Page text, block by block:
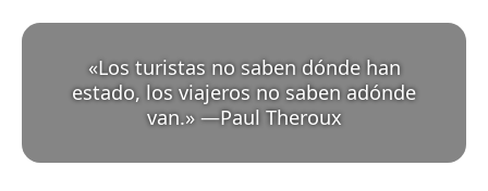
«Los turistas no saben dónde han
estado, los viajeros no saben adónde
van.» —Paul Theroux